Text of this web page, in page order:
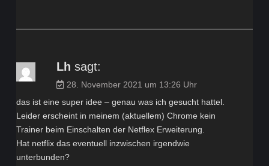
Lh sagt:
28. November 2021 um 13:26 Uhr
das ist eine super idee – genau was ich gesucht hattel.
Leider erscheint in meinem (aktuellem) Chrome kein
Trainer beim Einschalten der Netflex Erweiterung.
Hat netflix das eventuell inzwischen irgendwie
unterbunden?